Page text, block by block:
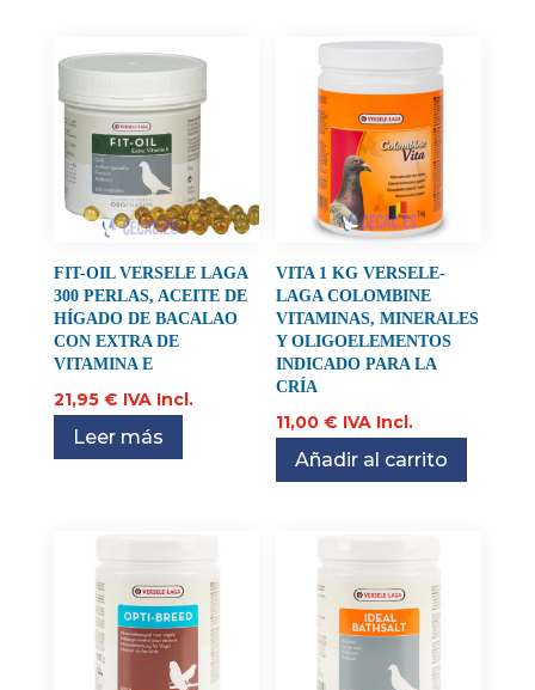
FIT-OIL VERSELE LAGA
300 PERLAS, ACEITE DE
HÍGADO DE BACALAO
CON EXTRA DE
VITAMINA E
21,95 € IVA Incl.
Leer más
VITA 1 KG VERSELE-
LAGA COLOMBINE
VITAMINAS, MINERALES
Y OLIGOELEMENTOS
INDICADO PARA LA
CRÍA
11,00€ IVA Incl.
Añadir al carrito